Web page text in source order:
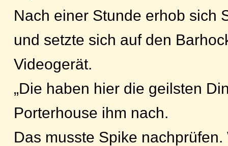
Nach einer Stunde erhob sich
und setzte sich auf den
Videogerät.
„Die haben hier die geilsten
Porterhouse ihm nach.
Das musste Spike nachprüfen.